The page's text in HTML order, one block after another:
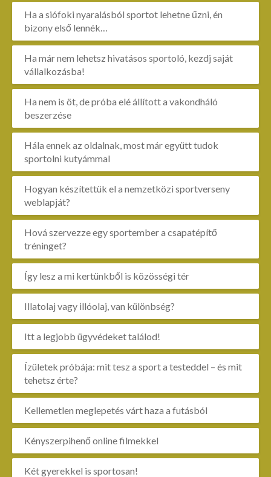
Ha a siófoki nyaralásból sportot lehetne űzni, én
bizony első lennék…
Ha már nem lehetsz hivatásos sportoló, kezdj saját
vállalkozásba!
Ha nem is öt, de próba elé állított a vakondháló
beszerzése
Hála ennek az oldalnak, most már együtt tudok
sportolni kutyámmal
Hogyan készítettük el a nemzetközi sportverseny
weblapját?
Hová szervezze egy sportember a csapatépítő
tréninget?
Így lesz a mi kertünkből is közösségi tér
Illatolaj vagy illóolaj, van különbség?
Itt a legjobb ügyvédeket találod!
Ízületek próbája: mit tesz a sport a testeddel – és mit
tehetsz érte?
Kellemetlen meglepetés várt haza a futásból
Kényszerpihenő online filmekkel
Két gyerekkel is sportosan!